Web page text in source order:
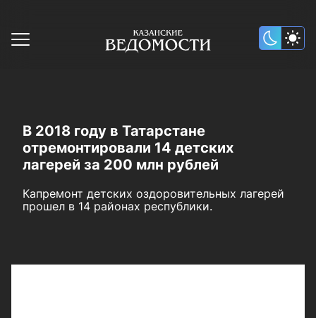
В 2018 году в Татарстане
отремонтировали 14 детских
лагерей за 200 млн рублей
Капремонт детских оздоровительных лагерей
прошел в 14 районах республики.